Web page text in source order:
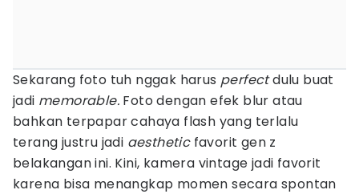
Sekarang foto tuh nggak harus perfectdulu buat
jadi memorable. Foto dengan efek blur atau
bahkan terpapar cahaya flash yang terlalu
terang justru jadi aesthetic favorit gen z
belakangan ini. Kini, kamera vintage jadi favorit
karena bisa menangkap momen secara spontan